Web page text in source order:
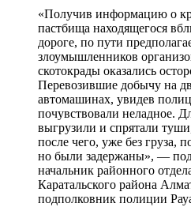
«Получив информацию о
пастбища находящегося
дороге, по пути
злоумышленников
скотокрады оказались
Перевозившие добычу на
автомашинах, увидев
почувствовали неладное.
выгрузили и спрятали
после чего, уже без груза,
но были задержаны», —
начальник районного
Каратальского района
подполковник полиции